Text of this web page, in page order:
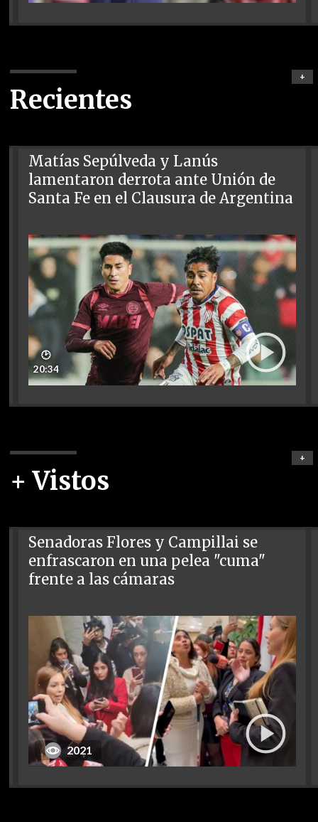
Recientes
+
Matías Sepúlveda y Lanús
lamentaron derrota ante Unión de
Santa Fe en el Clausura de Argentina
🕑
20:34
+ Vistos
+
Senadoras Flores y Campillai se
enfrascaron en una pelea "cuma"
frente a las cámaras
2021